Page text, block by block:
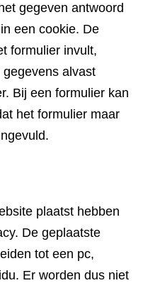
gegeven antwoord
een cookie. De
formulier invult,
alvast
Bij een formulier kan
het formulier maar
plaatst hebben
De geplaatste
tot een pc,
Er worden dus niet